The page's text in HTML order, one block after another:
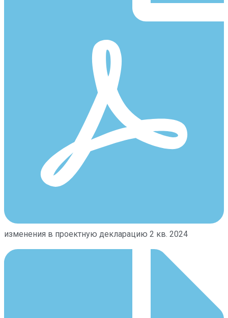
изменения в проектную декларацию 2 кв. 2024